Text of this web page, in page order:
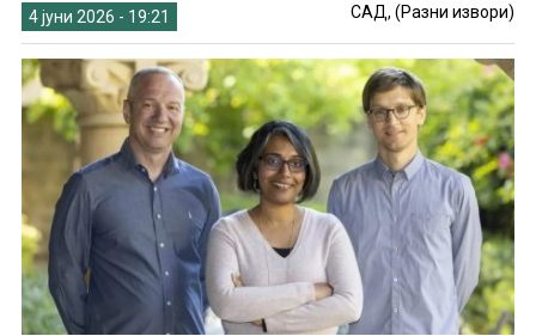
4 јуни 2026 - 19:21 САД, (Разни извори)